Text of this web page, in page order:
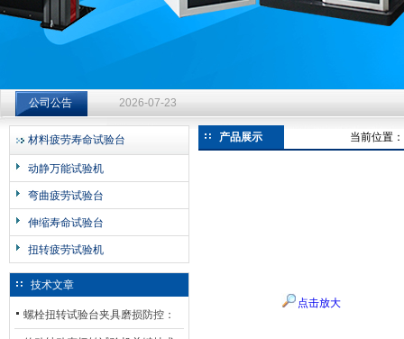
公司公告 2026-07-23
钻杆扭转试验台选型指南：从额定扭矩到加载频率的工况适配
2026-07-23
钻杆扭转试验台选型指南：从额定扭矩到加载频率的工况适配
2026-07-23
材料疲劳寿命试验台
动静万能试验机
弯曲疲劳试验台
伸缩寿命试验台
扭转疲劳试验机
技术文章
螺栓扭转试验台夹具磨损防控：
产品展示 当前位置：
点击放大